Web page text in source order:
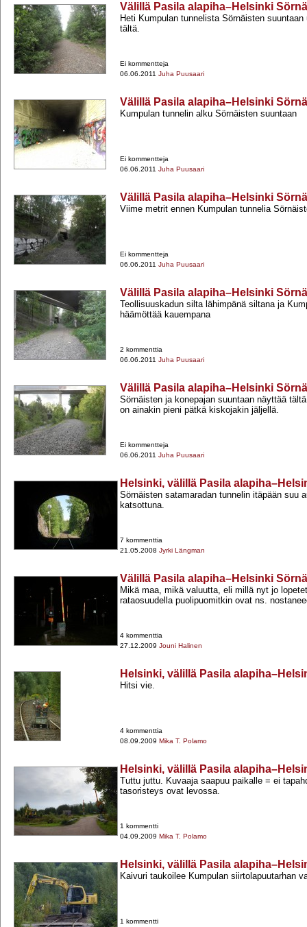
Välillä Pasila alapiha–Helsinki
Heti Kumpulan tunnelista Sörnäisten
tältä.
Ei kommentteja
06.06.2011 Juha Puusaari
Välillä Pasila alapiha–Helsinki
Kumpulan tunnelin alku Sörnäisten suuntaan
Ei kommentteja
06.06.2011 Juha Puusaari
Välillä Pasila alapiha–Helsinki
Viime metrit ennen Kumpulan tunnelia
Ei kommentteja
06.06.2011 Juha Puusaari
Välillä Pasila alapiha–Helsinki
Teollisuuskadun silta lähimpänä siltana ja
häämöttää kauempana
2 kommenttia
06.06.2011 Juha Puusaari
Välillä Pasila alapiha–Helsinki
Sörnäisten ja konepajan suuntaan näyttää
on ainakin pieni pätkä kiskojakin jäljellä.
Ei kommentteja
06.06.2011 Juha Puusaari
Helsinki, välillä Pasila
Sörnäisten satamaradan tunnelin itäpään suu
katsottuna.
7 kommenttia
21.05.2008 Jyrki Längman
Välillä Pasila alapiha–Helsinki
Mikä maa, mikä valuutta, eli millä nyt jo
rataosuudella puolipuomitkin ovat ns.
4 kommenttia
27.12.2009 Jouni Halinen
Helsinki, välillä Pasila
Hitsi vie.
4 kommenttia
08.09.2009 Mika T. Polamo
Helsinki, välillä Pasila
Tuttu juttu. Kuvaaja saapuu paikalle = ei
tasoristeys ovat levossa.
1 kommentti
04.09.2009 Mika T. Polamo
Helsinki, välillä Pasila
Kaivuri taukoilee Kumpulan siirtolapuutarhan
1 kommentti